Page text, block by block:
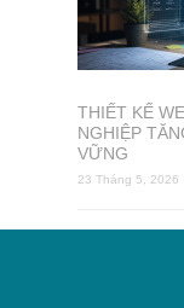
THIẾT KẾ
NGHIỆP
VỮNG
23 Tháng 5, 2026